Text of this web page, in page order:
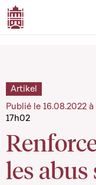
les abus
Artikel
Publié le 16.08.2022
17h02